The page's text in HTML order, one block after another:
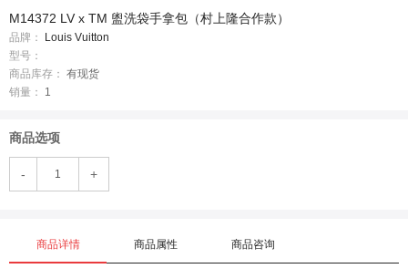
M14372 LV x TM 盥洗袋手拿包（村上隆合作款）
品牌：
Louis Vuitton
型号：
商品库存： 有现货
销量：
1
商品选项
- +
商品详情 商品属性 商品咨询